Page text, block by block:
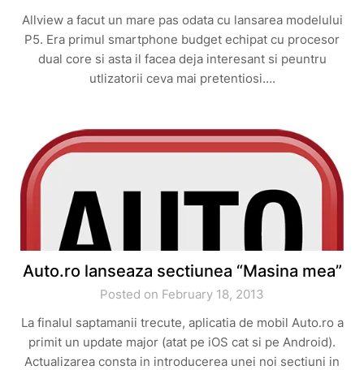
Allview a facut un mare pas odata cu lansarea modelului
P5. Era primul smartphone budget echipat cu procesor
dual core si asta il facea deja interesant si peuntru
utlizatorii ceva mai pretentiosi….
Auto.ro lanseaza sectiunea “Masina mea”
Posted on February 18, 2013
La finalul saptamanii trecute, aplicatia de mobil Auto.ro a
primit un update major (atat pe iOS cat si pe Android).
Actualizarea consta in introducerea unei noi sectiuni in